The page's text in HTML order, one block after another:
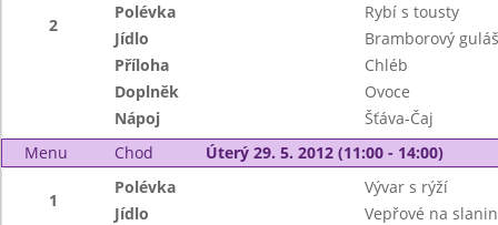
2
Polévka
Rybí s tousty
Jídlo
Bramborový guláš
Příloha
Chléb
Doplněk
Ovoce
Nápoj
Šťáva-Čaj
Menu
Chod Úterý 29. 5. 2012 (11:00 - 14:00)
1
Polévka
Vývar s rýží
Jídlo
Vepřové na